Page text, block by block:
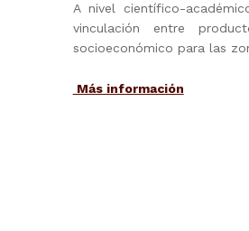
A nivel científico-
vinculación entre
socioeconómico para las
Más información